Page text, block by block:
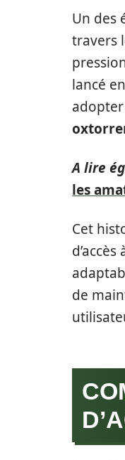
Un des
travers
lancé en
A lire
les
Cet
de